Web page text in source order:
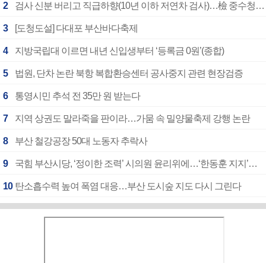
2 검사 신분 버리고 직급하향(10년 이하 저연차 검사)…檢 중수청행 기피
3 [도청도설] 다대포 부산바다축제
4 지방국립대 이르면 내년 신입생부터 ‘등록금 0원’(종합)
5 법원, 단차 논란 북항 복합환승센터 공사중지 관련 현장검증
6 통영시민 추석 전 35만 원 받는다
7 지역 상권도 말라죽을 판이라…가뭄 속 밀양물축제 강행 논란
8 부산 철강공장 50대 노동자 추락사
9 국힘 부산시당, ‘정이한 조력’ 시의원 윤리위에…‘한동훈 지지’도 신고접수
10 탄소흡수력 높여 폭염 대응…부산 도시숲 지도 다시 그린다